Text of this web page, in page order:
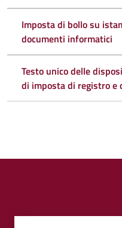
Imposta di bollo su
documenti informatici
Testo unico delle
di imposta di registro